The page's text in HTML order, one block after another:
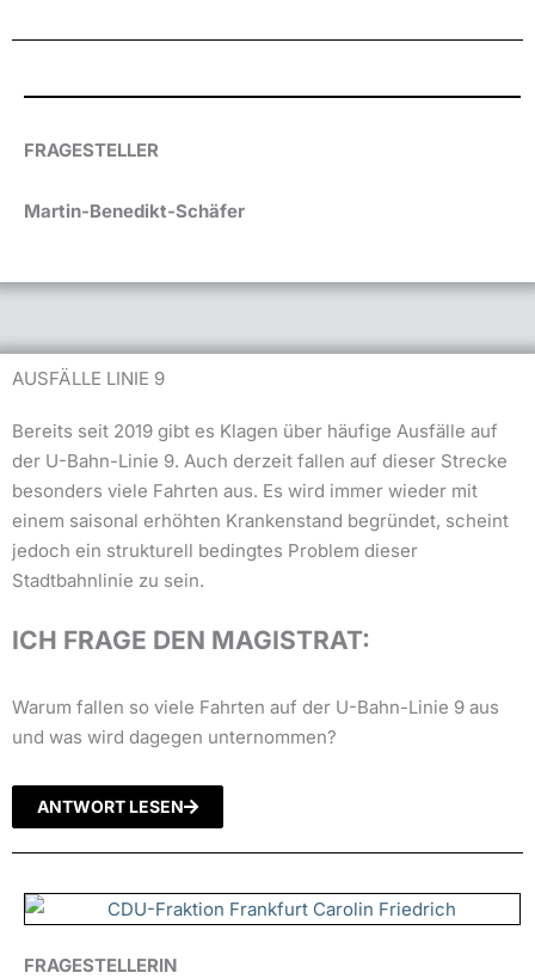
FRAGESTELLER
Martin-Benedikt-Schäfer
AUSFÄLLE LINIE 9
Bereits seit 2019 gibt es Klagen über häufige Ausfälle auf
der U-Bahn-Linie 9. Auch derzeit fallen auf dieser Strecke
besonders viele Fahrten aus. Es wird immer wieder mit
einem saisonal erhöhten Krankenstand begründet, scheint
jedoch ein strukturell bedingtes Problem dieser
Stadtbahnlinie zu sein.
ICH FRAGE DEN MAGISTRAT:
Warum fallen so viele Fahrten auf der U-Bahn-Linie 9 aus
und was wird dagegen unternommen?
ANTWORT LESEN
FRAGESTELLERIN